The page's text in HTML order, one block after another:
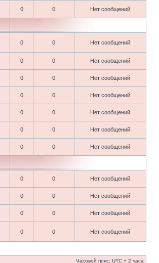
0 0 Нет сообщений
0 0 Нет сообщений
0 0 Нет сообщений
0 0 Нет сообщений
0 0 Нет сообщений
0 0 Нет сообщений
0 0 Нет сообщений
0 0 Нет сообщений
0 0 Нет сообщений
0 0 Нет сообщений
0 0 Нет сообщений
0 0 Нет сообщений
Часовой пояс: UTC + 2 часа